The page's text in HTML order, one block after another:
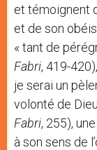
et témoignent
et de son
« tant de
Fabri, 419-
je serai un
volonté de
Fabri, 255),
à son sens de